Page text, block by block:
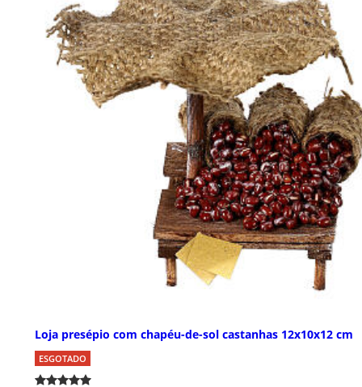
Loja presépio com chapéu-de-sol castanhas 12x10x12 cm
ESGOTADO